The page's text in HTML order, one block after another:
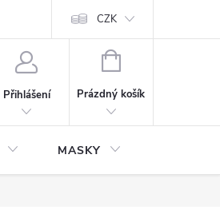
CZK
Přihlášení
NÁKUPNÍ
Prázdný košík
MASKY